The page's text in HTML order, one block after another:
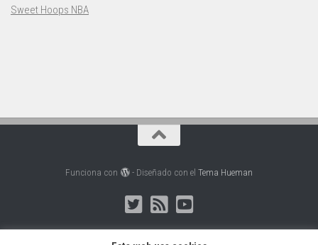
Sweet Hoops NBA
Funciona con - Diseñado con el Tema Hueman